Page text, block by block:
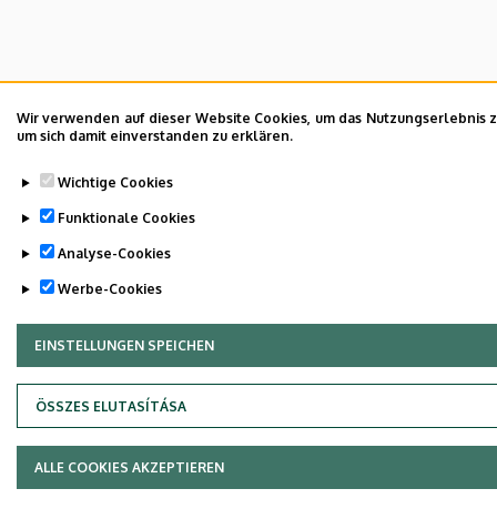
Wir verwenden auf dieser Website Cookies, um das Nutzungserlebnis
um sich damit einverstanden zu erklären.
Wichtige Cookies
Funktionale Cookies
Analyse-Cookies
Werbe-Cookies
EINSTELLUNGEN SPEICHEN
ÖSSZES ELUTASÍTÁSA
ZUSTIMMUNG ZURÜCKZIEHEN
ALLE COOKIES AKZEPTIEREN